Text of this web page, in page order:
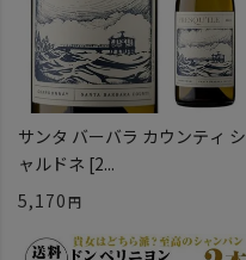
サンタ バーバラ カウンティ シ
ャルドネ [2...
5,170